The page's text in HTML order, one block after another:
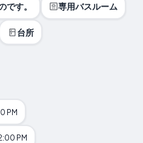
です。 専用バスルーム
台所
PM
PM